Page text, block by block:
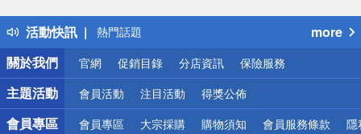
活動快訊
得獎公告
熱門話題
銀行優惠
偏遠地區配送
詐騙網頁！請小心！
more
關於我們
官網 促銷目錄 分店資訊 保險服務
主題活動 會員活動 注目活動 得獎公佈
會員專區 會員專區 大宗採購 購物須知 會員服務條款 隱